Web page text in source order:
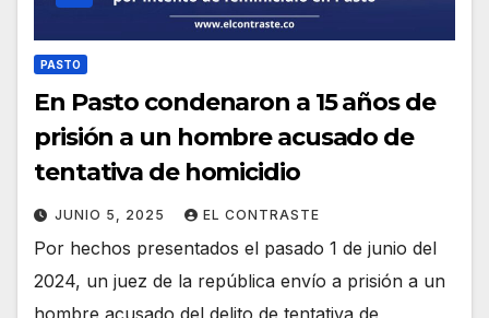
PASTO
En Pasto condenaron a 15 años de
prisión a un hombre acusado de
tentativa de homicidio
JUNIO 5, 2025 EL CONTRASTE
Por hechos presentados el pasado 1 de junio del
2024, un juez de la república envío a prisión a un